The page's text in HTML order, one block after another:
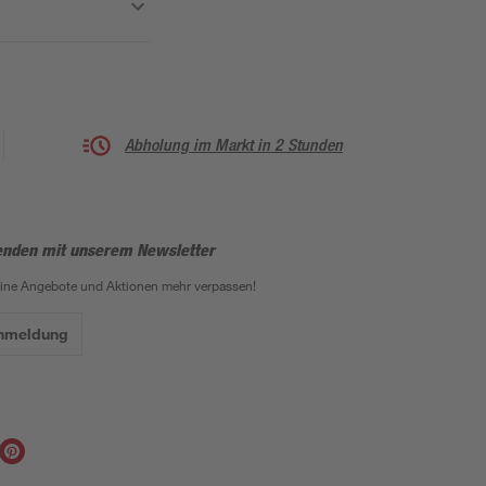
Abholung im Markt in 2 Stunden
mit unserem Newsletter
Angebote und Aktionen mehr verpassen!